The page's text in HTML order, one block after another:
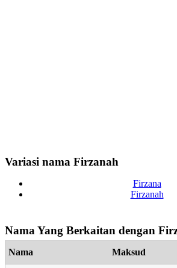
Variasi nama Firzanah
Firzana
Firzanah
Nama Yang Berkaitan dengan
Nama Maksud